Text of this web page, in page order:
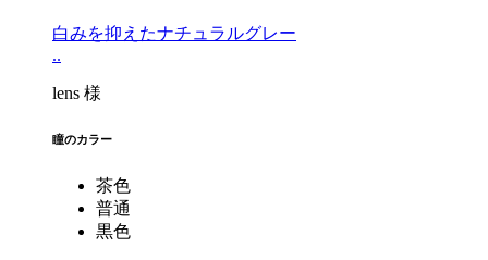
白みを抑えたナチュラルグレー
..
lens 様
瞳のカラー
茶色
普通
黒色